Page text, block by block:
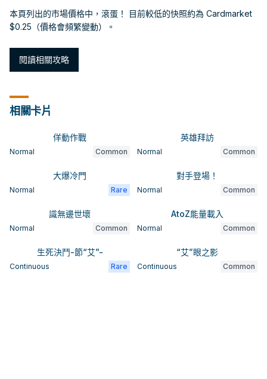
本頁列出的市場價格中，滾蛋！ 目前較低的快照約為 Cardmarket
$0.25（價格會頻繁變動）。
閱讀相關攻略
相關卡片
佯動作戰
Normal Common
英雄拜訪
Normal Common
大爆冷門
Normal Rare
對手登場！
Normal Common
識無邊世壞
Normal Common
AtoZ能量載入
Normal Common
生死決鬥-節“艾”-
Continuous Rare
“艾”眼之影
Continuous Common